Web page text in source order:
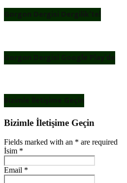
Gorgon Dergisi Dergilik’te!
Gorgon Dergisi Google Play’de
Bizimle İletişime Geçin
Bizimle İletişime Geçin
Fields marked with an * are required
İsim *
Email *